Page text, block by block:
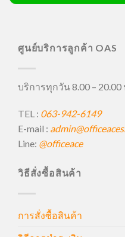
ศูนย์บริการลูกค้า OAS
บริการทุกวัน 8.00 – 20.00
TEL : 063-942-6149
E-mail :
Line: @officeace
วิธีสั่งซื้อสินค้า
การสั่งซื้อสินค้า